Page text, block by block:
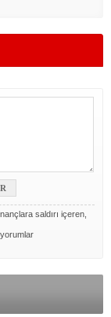
saldırı içeren,